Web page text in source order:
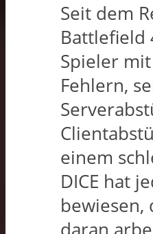
Seit dem
Battlefield
Spieler
Fehlern,
einem
DICE hat
bewiesen,